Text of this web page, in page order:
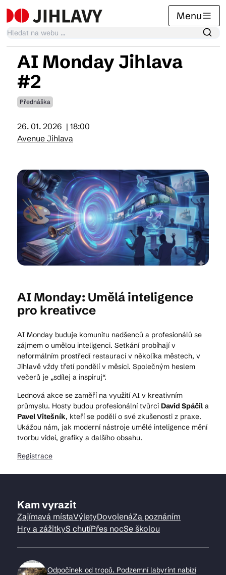
Menu
Kalendář akcí
Tradiční akce
Články
Suvenýry
Praktické info
Kam vyrazit
CS EN DE
© 2026 Brána Jihlavy
AI Monday Jihlava
#2
Přednáška
26. 01. 2026 | 18:00
Avenue Jihlava
AI Monday: Umělá inteligence
pro kreativce
AI Monday buduje komunitu nadšenců a profesionálů se
zájmem o umělou inteligenci. Setkání probíhají v
neformálním prostředí restaurací v několika městech, v
Jihlavě vždy třetí pondělí v měsíci. Společným heslem
večerů je „sdílej a inspiruj“.
Lednová akce se zaměří na využití AI v kreativním
průmyslu. Hosty budou profesionální tvůrci David Spáčil a
Pavel Vitešník, kteří se podělí o své zkušenosti z praxe.
Ukážou nám, jak moderní nástroje umělé inteligence mění
tvorbu videí, grafiky a dalšího obsahu.
Registrace
Kam vyrazit
Zajímavá místaVýletyDovolenáZa poznáním
Hry a zážitkyS chutíPřes nocSe školou
Odpočinek od tropů. Podzemní labyrint nabízí